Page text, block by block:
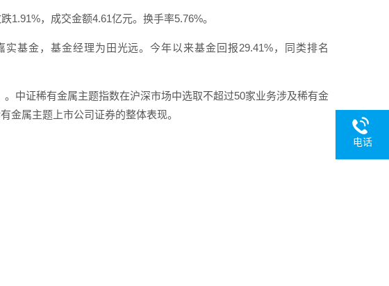
1.91%，成交金额4.61亿元。换手率5.76%。
基金，基金经理为田光远。今年以来基金回报29.41%，同类排名
中证稀有金属主题指数在沪深市场中选取不超过50家业务涉及稀有金
金属主题上市公司证券的整体表现。
电话